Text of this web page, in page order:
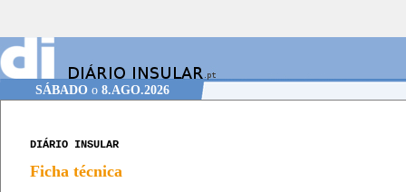
SÁBADOo 8.AGO.2026
DIÁRIO INSULAR
Ficha técnica